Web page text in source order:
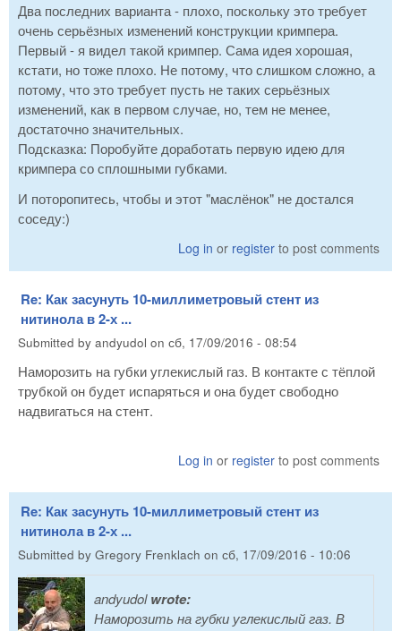
Два последних варианта - плохо, поскольку это требует
очень серьёзных изменений конструкции кримпера.
Первый - я видел такой кримпер. Сама идея хорошая,
кстати, но тоже плохо. Не потому, что слишком сложно, а
потому, что это требует пусть не таких серьёзных
изменений, как в первом случае, но, тем не менее,
достаточно значительных.
Подсказка: Поробуйте доработать первую идею для
кримпера со сплошными губками.
И поторопитесь, чтобы и этот "маслёнок" не достался
соседу:)
Log in or register to post comments
Re: Как засунуть 10-миллиметровый стент из
нитинола в 2-х ...
Submitted by andyudol on сб, 17/09/2016 - 08:54
Наморозить на губки углекислый газ. В контакте с тёплой
трубкой он будет испаряться и она будет свободно
надвигаться на стент.
Log in or register to post comments
Re: Как засунуть 10-миллиметровый стент из
нитинола в 2-х ...
Submitted by Gregory Frenklach on сб, 17/09/2016 - 10:06
andyudolwrote:
Наморозить на губки углекислый газ. В